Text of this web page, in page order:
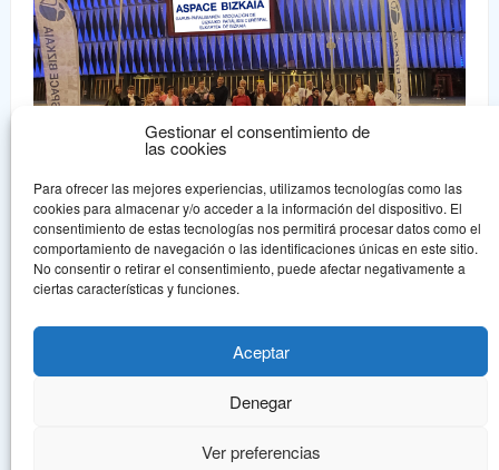
Gestionar el consentimiento de
las cookies
Para ofrecer las mejores experiencias, utilizamos tecnologías como las
cookies para almacenar y/o acceder a la información del dispositivo. El
consentimiento de estas tecnologías nos permitirá procesar datos como el
comportamiento de navegación o las identificaciones únicas en este sitio.
No consentir o retirar el consentimiento, puede afectar negativamente a
ciertas características y funciones.
Aceptar
Denegar
Ver preferencias
Aspace Bizkaia
Aspace Bizkaia es una asociación sin ánimo de lucro declarada de
Utilidad Pública que nace en 1.978, en un intento de dar una
respuesta asociativa a la problemática de la parálisis cerebral.